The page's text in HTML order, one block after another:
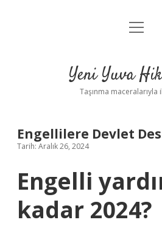
Anasayfa
Yasal Uyarı
menüyü
Yeni Yuva
Taşınma maceralarıyla
Engellilere Devlet
Tarih: Aralık 26, 2024
Engelli
kadar 2024?